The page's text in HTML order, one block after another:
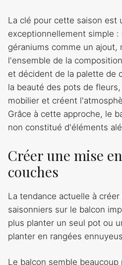
La clé pour cette saison est
exceptionnellement simple :
géraniums comme un ajout,
l'ensemble de la
et décident de la palette de
la beauté des pots de
mobilier et créent
Grâce à cette approche, le
non constitué d'éléments
Créer une mise
couches
La tendance actuelle à
saisonniers sur le balcon
plus planter un seul pot ou
planter en rangées
Le balcon semble